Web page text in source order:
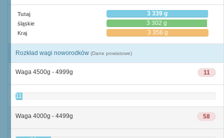
Tutaj 3 339 g
śląskie 3 302 g
Kraj 3 356 g
Rozkład wagi noworodków (Dane powiatowe)
11
Waga 4500g - 4999g
11
58
Waga 4000g - 4499g